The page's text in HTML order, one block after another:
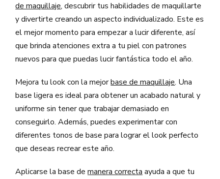
de maquillaje, descubrir tus habilidades de maquillarte
y divertirte creando un aspecto individualizado. Este es
el mejor momento para empezar a lucir diferente, así
que brinda atenciones extra a tu piel con patrones
nuevos para que puedas lucir fantástica todo el año.
Mejora tu look con la mejorbase de maquillaje. Una
base ligera es ideal para obtener un acabado natural y
uniforme sin tener que trabajar demasiado en
conseguirlo. Además, puedes experimentar con
diferentes tonos de base para lograr el look perfecto
que deseas recrear este año.
Aplicarse la base demanera correcta ayuda a que tu